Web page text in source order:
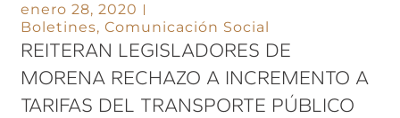
enero 28, 2020
Boletines,Comunicación Social
REITERAN LEGISLADORES DE
MORENA RECHAZO A INCREMENTO A
TARIFAS DEL TRANSPORTE PÚBLICO